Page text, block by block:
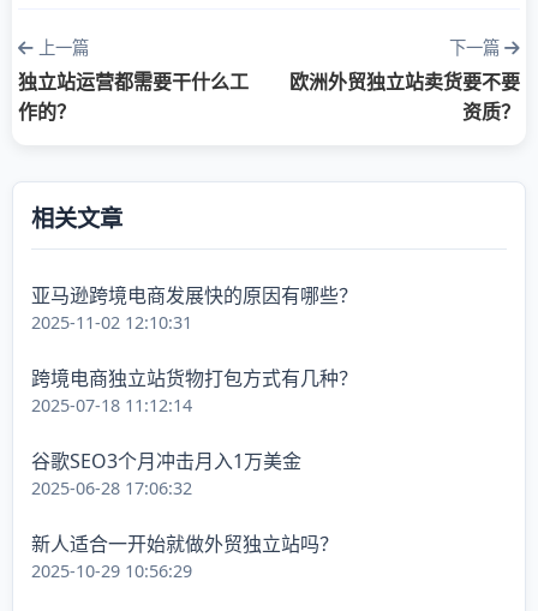
上一篇
独立站运营都需要干什么工
作的？
下一篇
欧洲外贸独立站卖货要不要
资质？
相关文章
亚马逊跨境电商发展快的原因有哪些？
2025-11-02 12:10:31
跨境电商独立站货物打包方式有几种？
2025-07-18 11:12:14
谷歌SEO3个月冲击月入1万美金
2025-06-28 17:06:32
新人适合一开始就做外贸独立站吗？
2025-10-29 10:56:29